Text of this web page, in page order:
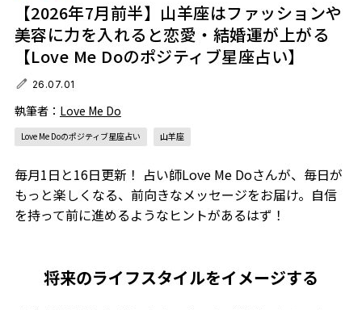
【2026年7月前半】山羊座はファッションや
美容に力を入れると恋愛・結婚運が上がる
【Love Me Doのポジティブ星座占い】
26.07.01
執筆者： Love Me Do
Love Me Doのポジティブ星座占い 山羊座
毎月1日と16日更新！ 占い師Love Me Doさんが、毎日が
もっと楽しくなる、前向きなメッセージをお届け。自信
を持って前に進めるようなヒントがあるはず！
将来のライフスタイルをイメージする